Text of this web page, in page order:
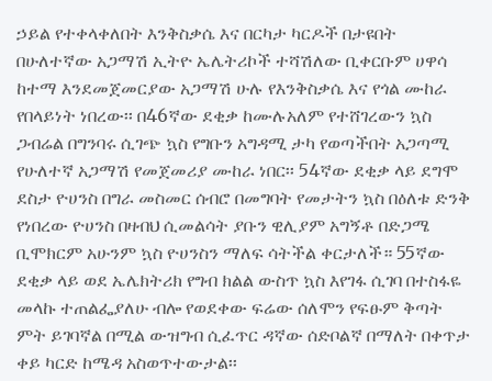
ኃይል የተቀላቀለበት እንቅስቃሴ እና በርካታ ካርዶች በታዩበት
በሁለተኛው አጋማሽ ኢትዮ ኤሌትሪኮች ተሻሽለው ቢቀርቡም ሀዋሳ
ከተማ እንደመጀመርያው አጋማሽ ሁሉ የእንቅስቃሴ እና የጎል ሙከራ
የበላይነት ነበረው፡፡ በ46ኛው ደቂቃ ከሙሉአለም የተሸገረውን ኳስ
ጋብሬል በግንባሩ ሲገጭ ኳስ የግቡን አግዳሚ ታካ የወጣችበት አጋጣሚ
የሁለተኛ አጋማሽ የመጀመሪያ ሙከራ ነበር፡፡ 54ኛው ደቂቃ ላይ ደግሞ
ደስታ ዮሀንስ በግራ መስመር ሰብሮ በመግባት የመታትን ኳስ በዕለቱ ድንቅ
የነበረው ዮሀንስ በዛብህ ሲመልሳት ያቡን ዊሊያም አግኝቶ በድጋሜ
ቢሞክርም አሁንም ኳስ ዮሀንስን ማለፍ ሳትችል ቀርታለች። 55ኛው
ደቂቃ ላይ ወደ ኤሌክትሪክ የግብ ክልል ውስጥ ኳስ እየገፋ ሲገባ በተስፋዬ
መላኩ ተጠልፌያለሁ ብሎ የወደቀው ፍሬው ሰለሞን የፍፁም ቅጣት
ምት ይገባኛል በሚል ውዝግብ ሲፈጥር ዳኛው ሰድቦልኛ በማለት በቀጥታ
ቀይ ካርድ ከሜዳ አስወጥተውታል፡፡